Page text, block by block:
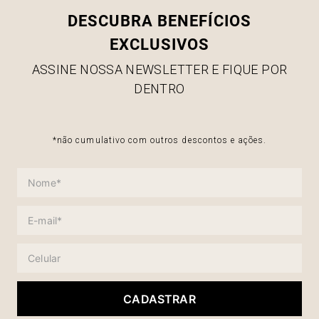
DESCUBRA BENEFÍCIOS
EXCLUSIVOS
ASSINE NOSSA NEWSLETTER E FIQUE POR
DENTRO
*não cumulativo com outros descontos e ações.
CADASTRAR